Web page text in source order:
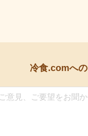
冷食.comへの